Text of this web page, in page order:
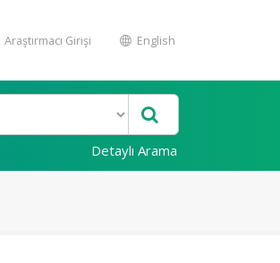
Araştırmacı Girişi English
Detaylı Arama